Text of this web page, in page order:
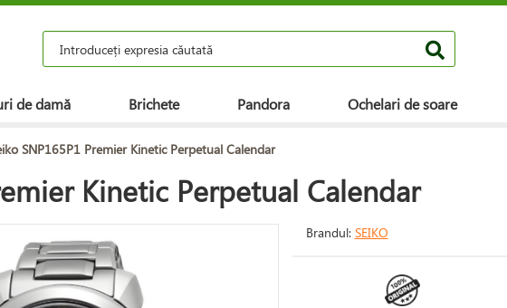
de damă Brichete Pandora Ochelari de soare
SNP165P1 Premier Kinetic Perpetual Calendar
Kinetic Perpetual Calendar
Brandul: SEIKO